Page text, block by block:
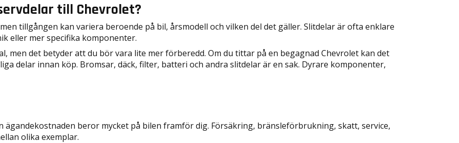
till Chevrolet?
tillgången kan variera beroende på bil, årsmodell och vilken del det gäller. Slitdelar är ofta enklare
eller mer specifika komponenter.
men det betyder att du bör vara lite mer förberedd. Om du tittar på en begagnad Chevrolet kan det
delar innan köp. Bromsar, däck, filter, batteri och andra slitdelar är en sak. Dyrare komponenter,
ägandekostnaden beror mycket på bilen framför dig. Försäkring, bränsleförbrukning, skatt, service,
olika exemplar.